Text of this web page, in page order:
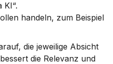
KI“.
handeln, zum Beispiel
die jeweilige Absicht
die Relevanz und